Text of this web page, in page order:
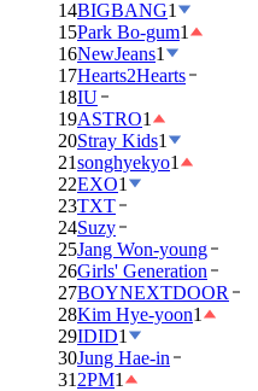
14BIGBANG1
15Park Bo-gum1
16NewJeans1
17Hearts2Hearts
18IU
19ASTRO1
20Stray Kids1
21songhyekyo1
22EXO1
23TXT
24Suzy
25Jang Won-young
26Girls' Generation
27BOYNEXTDOOR
28Kim Hye-yoon1
29IDID1
30Jung Hae-in
31 2PM1